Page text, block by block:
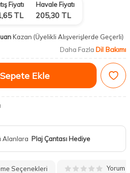
Fiyatı
TL
Havale Fiyatı
205,30 TL
Kazan (Üyelikli Alışverişlerde Geçerli)
Daha Fazla Dil Bakımı
Sepete Ekle
Alanlara Plaj Çantası Hediye
Seçenekleri Yorum